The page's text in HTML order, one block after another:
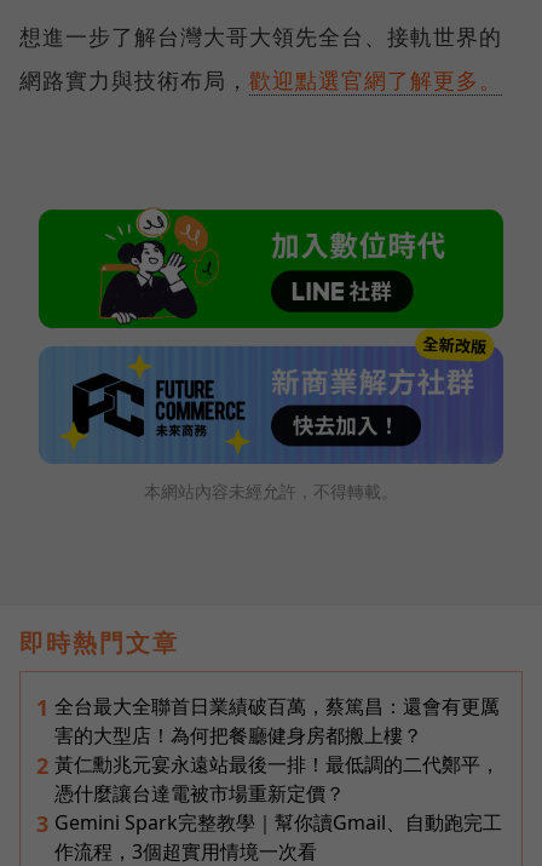
想進一步了解台灣大哥大領先全台、接軌世界的
網路實力與技術布局， 歡迎點選官網了解更多。
本網站內容未經允許，不得轉載。
即時熱門文章
1 全台最大全聯首日業績破百萬，蔡篤昌：還會有更厲
害的大型店！為何把餐廳健身房都搬上樓？
2 黃仁勳兆元宴永遠站最後一排！最低調的二代鄭平，
憑什麼讓台達電被市場重新定價？
3 Gemini Spark完整教學｜幫你讀Gmail、自動跑完工
作流程，3個超實用情境一次看